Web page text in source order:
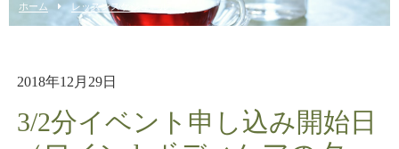
ホーム レッスンスケジュール
2018年12月29日
3/2分イベント申し込み開始日